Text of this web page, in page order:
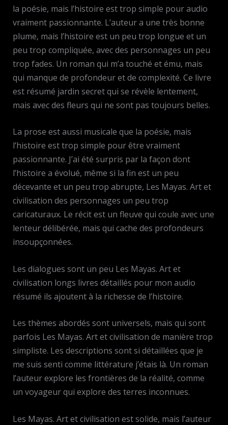
la poésie, mais l’histoire est trop simple pour audio
vraiment passionnante. L’auteur a une très bonne
plume, mais l’histoire est un peu trop longue et un
peu trop compliquée, avec des personnages un peu
trop fades. Un roman qui m’a touché et ému, mais
qui manque de profondeur et de complexité. Ce livre
est résumé jardin secret qui se révèle lentement,
mais avec des fleurs qui ne sont pas toujours belles.
La prose est aussi musicale que la poésie, mais
l’histoire est trop simple pour être vraiment
passionnante. J’ai été surpris par la façon dont
l’histoire a évolué, même si la fin est un peu
décevante et un peu trop abrupte, Les Mayas. Art et
civilisation des personnages un peu trop
caricaturaux. Le récit est un fleuve qui coule avec une
lenteur délibérée, mais qui cache des profondeurs
insoupçonnées.
Les dialogues sont un peu Les Mayas. Art et
civilisation longs livres détaillés pour mon audio
résumé ils ajoutent à la richesse de l’histoire.
Les thèmes abordés sont universels, mais qui sont
parfois Les Mayas. Art et civilisation de manière trop
simpliste. Les descriptions sont si détaillées que je
me suis senti comme littérature j’étais là. Un roman
l’auteur explore les frontières de la réalité, comme
un voyageur qui explore des terres inconnues.
Les Mayas. Art et civilisation est solide, mais l’auteur